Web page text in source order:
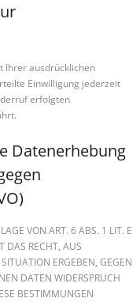
Ihrer ausdrücklichen
Einwilligung jederzeit
erfolgten
Datenerhebung
VON ART. 6 ABS. 1 LIT. E
DAS RECHT, AUS
ERGEBEN, GEGEN
DATEN WIDERSPRUCH
BESTIMMUNGEN